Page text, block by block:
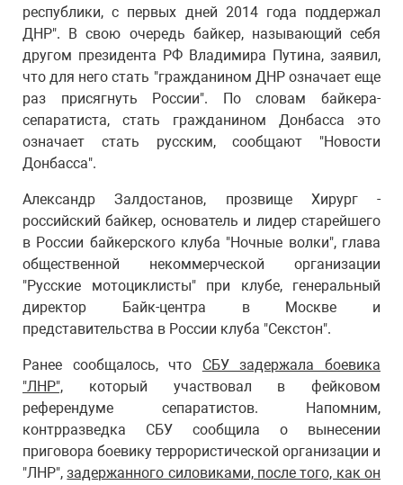
республики, с первых дней 2014 года поддержал
ДНР". В свою очередь байкер, называющий себя
другом президента РФ Владимира Путина, заявил,
что для него стать "гражданином ДНР означает еще
раз присягнуть России". По словам байкера-
сепаратиста, стать гражданином Донбасса это
означает стать русским, сообщают "Новости
Донбасса".
Александр Залдостанов, прозвище Хирург -
российский байкер, основатель и лидер старейшего
в России байкерского клуба "Ночные волки", глава
общественной некоммерческой организации
"Русские мотоциклисты" при клубе, генеральный
директор Байк-центра в Москве и
представительства в России клуба "Секстон".
Ранее сообщалось, что СБУ задержала боевика
"ЛНР", который участвовал в фейковом
референдуме сепаратистов. Напомним,
контрразведка СБУ сообщила о вынесении
приговора боевику террористической организации и
"ЛНР",задержанного силовиками, после того, как он